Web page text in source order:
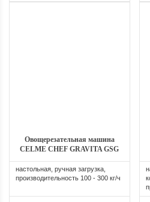
Овощерезательная машина
CELME CHEF GRAVITA GSG
настольная, ручная загрузка,
производительность 100 - 300 кг/ч